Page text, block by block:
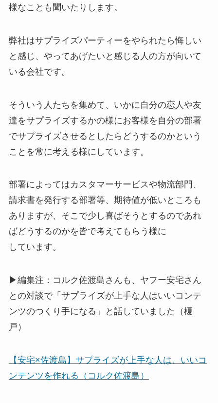
様なことも聞いたりします。
弊社はサプライズパーティーをやられたら悔しい
と感じ、やってあげたいと感じる人の方が向いて
いる会社です。
そういう人たちを集めて、いかに自分の恋人や友
達をサプライズするかの様にお客様を自分の部署
でサプライズさせるとしたらどうするのかという
ことを常に考える様にしています。
部署によってはカスタマーサービスや物流部門、
請求書を発行する部署等、期待値が低いところも
ありますが、そこで少し喜ばそうとするのであれ
ばどうするのかを皆で考えてもらう様に
しています。
▶編集注：コルク佐渡島さんも、ヤフー安宅さん
との対談で「サプライズが上手な人はいいコンテ
ンツのつくり手になる」と話していました（榎
戸）
【安宅×佐渡島】サプライズが上手な人は、いいコ
ンテンツを作れる（コルク佐渡島）